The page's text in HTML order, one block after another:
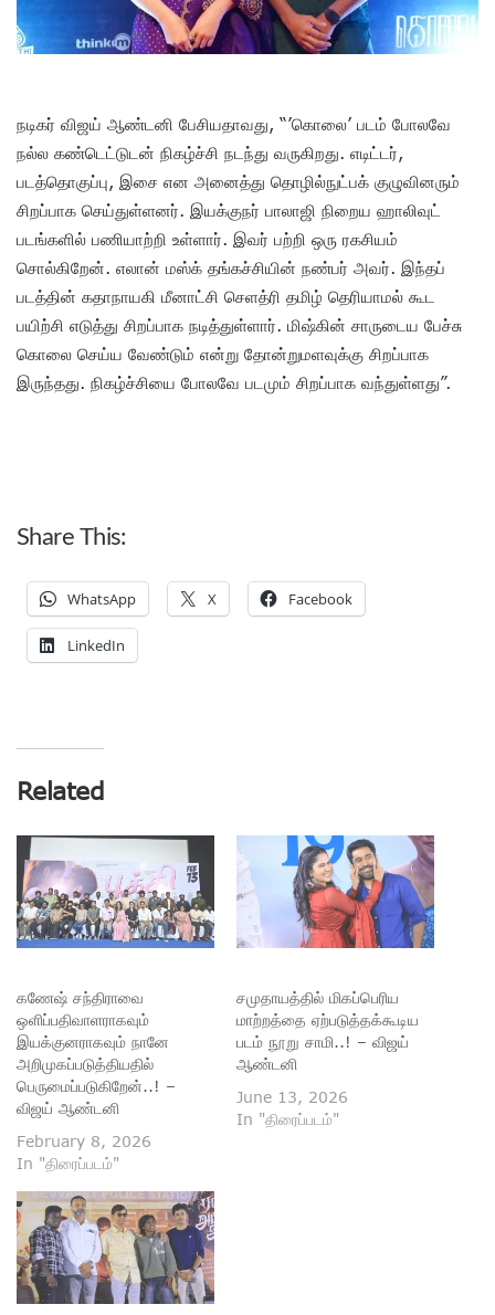
நடிகர் விஜய் ஆண்டனி பேசியதாவது, “’கொலை’ படம் போலவே
நல்ல கண்டெட்டுடன் நிகழ்ச்சி நடந்து வருகிறது. எடிட்டர்,
படத்தொகுப்பு, இசை என அனைத்து தொழில்நுட்பக் குழுவினரும்
சிறப்பாக செய்துள்ளனர். இயக்குநர் பாலாஜி நிறைய ஹாலிவுட்
படங்களில் பணியாற்றி உள்ளார். இவர் பற்றி ஒரு ரகசியம்
சொல்கிறேன். எலான் மஸ்க் தங்கச்சியின் நண்பர் அவர். இந்தப்
படத்தின் கதாநாயகி மீனாட்சி செளத்ரி தமிழ் தெரியாமல் கூட
பயிற்சி எடுத்து சிறப்பாக நடித்துள்ளார். மிஷ்கின் சாருடைய பேச்சு
கொலை செய்ய வேண்டும் என்று தோன்றுமளவுக்கு சிறப்பாக
இருந்தது. நிகழ்ச்சியை போலவே படமும் சிறப்பாக வந்துள்ளது”.
Share This:
WhatsApp X Facebook
LinkedIn
Related
கணேஷ் சந்திராவை
ஒளிப்பதிவாளராகவும்
இயக்குனராகவும் நானே
அறிமுகப்படுத்தியதில்
பெருமைப்படுகிறேன்..! –
விஜய் ஆண்டனி
February 8, 2026
In "திரைப்படம்"
சமுதாயத்தில் மிகப்பெரிய
மாற்றத்தை ஏற்படுத்தக்கூடிய
படம் நூறு சாமி..! – விஜய்
ஆண்டனி
June 13, 2026
In "திரைப்படம்"